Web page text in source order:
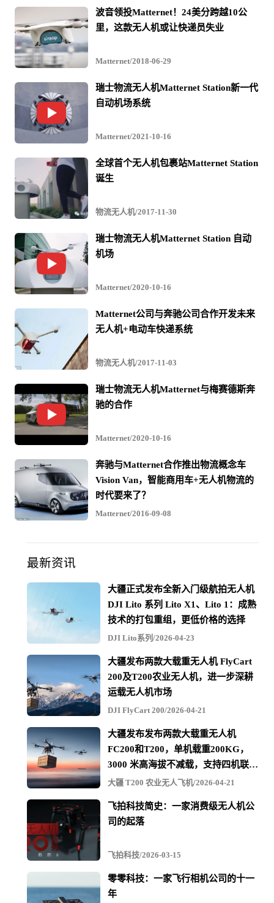
波音领投Matternet！24美分跨越10公
里，这款无人机或让快递员失业
Matternet/2018-06-29
瑞士物流无人机Matternet Station新一代
自动机场系统
Matternet/2021-10-16
​全球首个无人机包裹站Matternet Station
诞生
物流无人机/2017-11-30
瑞士物流无人机Matternet Station 自动
机场
Matternet/2020-10-16
Matternet公司与奔驰公司合作开发未来
无人机+电动车快递系统
物流无人机/2017-11-03
瑞士物流无人机Matternet与梅赛德斯奔
驰的合作
Matternet/2020-10-16
奔驰与Matternet合作推出物流概念车
Vision Van，智能商用车+无人机物流的
时代要来了？
Matternet/2016-09-08
最新资讯
大疆正式发布全新入门级航拍无人机
DJI Lito 系列 Lito X1、Lito 1：成熟
技术的打包重组，更低价格的选择
DJI Lito系列/2026-04-23
大疆发布两款大载重无人机 FlyCart
200及T200农业无人机，进一步深耕
运载无人机市场
DJI FlyCart 200/2026-04-21
大疆发布发布两款大载重无人机
FC200和T200，单机载重200KG，
3000 米高海拔不减载，支持四机联吊
最多600KG
大疆 T200 农业无人飞机/2026-04-21
飞拍科技简史：一家消费级无人机公
司的起落
飞拍科技/2026-03-15
零零科技：一家飞行相机公司的十一
年